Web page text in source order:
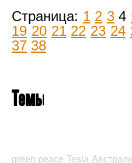
Страница: 1 2 34
19 20 21 22 23 24
37 38
Темы
green peace Tesla